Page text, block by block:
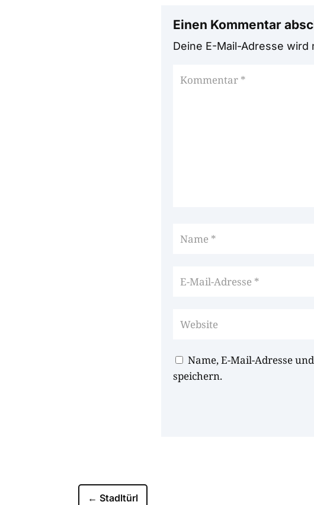
Einen Kommentar
Deine E-Mail-Adresse
Name, E-Mail-Adresse
speichern.
← Stadltürl